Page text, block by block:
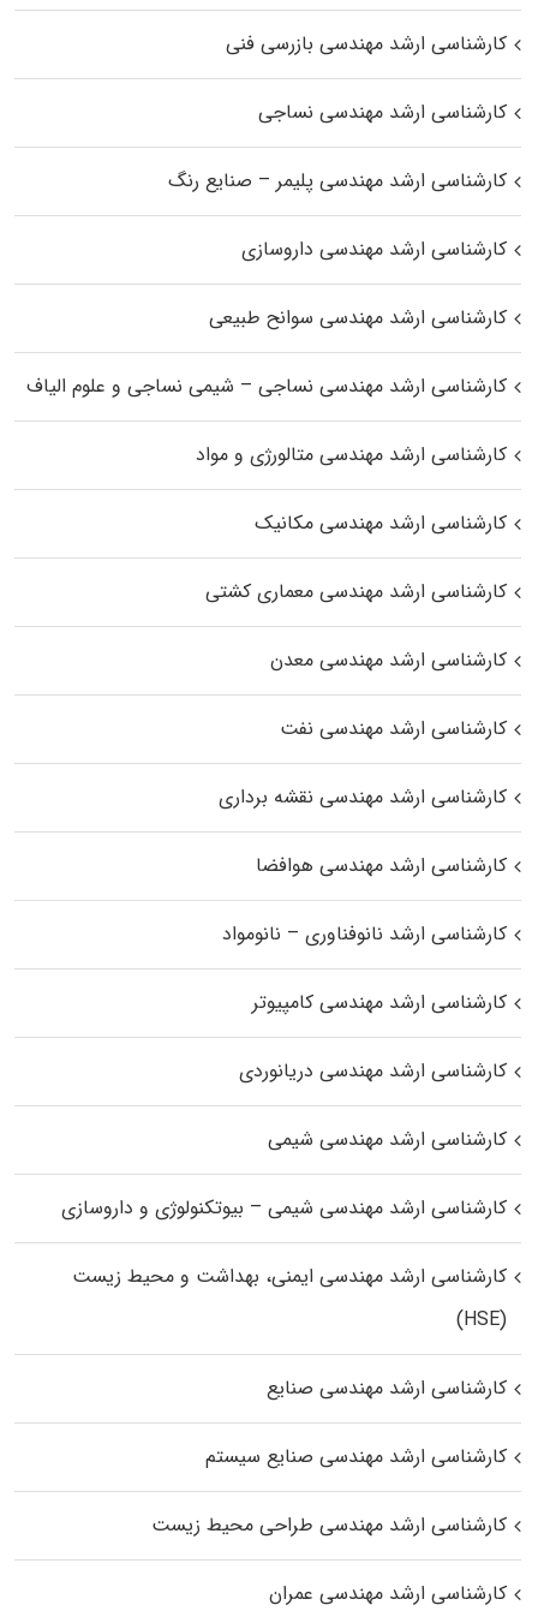
کارشناسی ارشد مهندسی بازرسی فنی
کارشناسی ارشد مهندسی نساجی
کارشناسی ارشد مهندسی پلیمر – صنایع رنگ
کارشناسی ارشد مهندسی داروسازی
کارشناسی ارشد مهندسی سوانح طبیعی
کارشناسی ارشد مهندسی نساجی – شیمی نساجی و علوم الیاف
کارشناسی ارشد مهندسی متالورژی و مواد
کارشناسی ارشد مهندسی مکانیک
کارشناسی ارشد مهندسی معماری کشتی
کارشناسی ارشد مهندسی معدن
کارشناسی ارشد مهندسی نفت
کارشناسی ارشد مهندسی نقشه برداری
کارشناسی ارشد مهندسی هوافضا
کارشناسی ارشد نانوفناوری – نانومواد
کارشناسی ارشد مهندسی کامپیوتر
کارشناسی ارشد مهندسی دریانوردی
کارشناسی ارشد مهندسی شیمی
کارشناسی ارشد مهندسی شیمی – بیوتکنولوژی و داروسازی
کارشناسی ارشد مهندسی ایمنی، بهداشت و محیط زیست
(HSE)
کارشناسی ارشد مهندسی صنایع
کارشناسی ارشد مهندسی صنایع سیستم
کارشناسی ارشد مهندسی طراحی محیط زیست
کارشناسی ارشد مهندسی عمران